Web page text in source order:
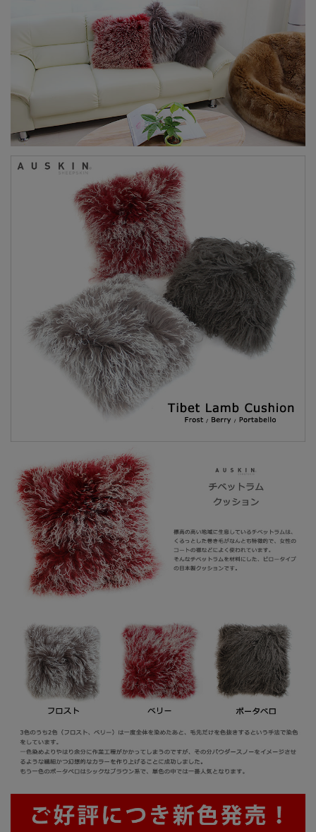
もちろん天然ムートンなので機能性もばっちり。
お得なセット販売もあります↓↓↓
お得な2個セット
サイズ 約41×41cm
カラー
フロスト
ポータベロ
ホワイト
シェル
コーラル
ロビンズエッグ
約10cm～14cm
日本
組成 表地 羊毛皮 100％
中綿 ポリウレタン100%
裏地 ポリエステル100%
天然のものを使用しているため、同じ商
品でも色合いが若干違う場合がございま
合いは違う場合がございますので予めご
了承ください。
当店は複数店舗で在庫を共有しているた
め、稀に在庫切れでもすぐページ上に反
映されずご注文可能になっていることが
ございます。
その際にはご迷惑をおかけいたしますが
ご了承ください。